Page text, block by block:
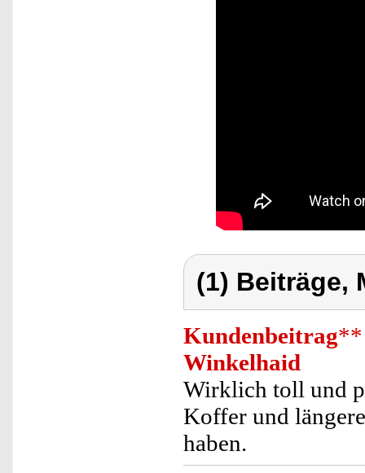
(1) Beiträge,
Kundenbeitrag**
Winkelhaid
Wirklich toll und
Koffer und
haben.